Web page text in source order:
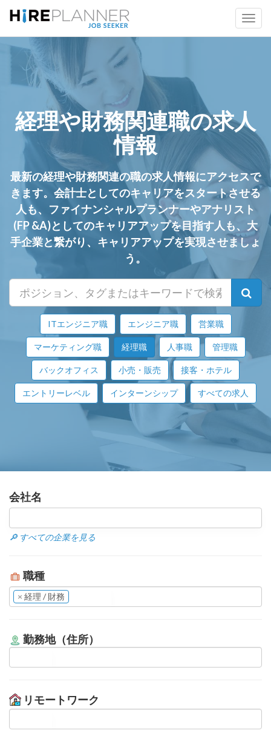
経理や財務関連職の求人
情報
最新の経理や財務関連の職の求人情報にアクセスで
きます。会計士としてのキャリアをスタートさせる
人も、ファイナンシャルプランナーやアナリスト
(FP &A)としてのキャリアアップを目指す人も、大
手企業と繋がり、キャリアアップを実現させましょ
う。
ITエンジニア職 エンジニア職 営業職
マーケティング職 経理職 人事職 管理職
バックオフィス 小売・販売 接客・ホテル
エントリーレベル インターンシップ すべての求人
会社名
🔎 すべての企業を見る
職種
× 経理 / 財務
勤務地（住所）
リモートワーク